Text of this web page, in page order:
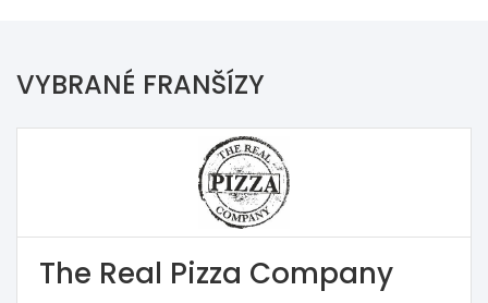
VYBRANÉ FRANŠÍZY
The Real Pizza Company